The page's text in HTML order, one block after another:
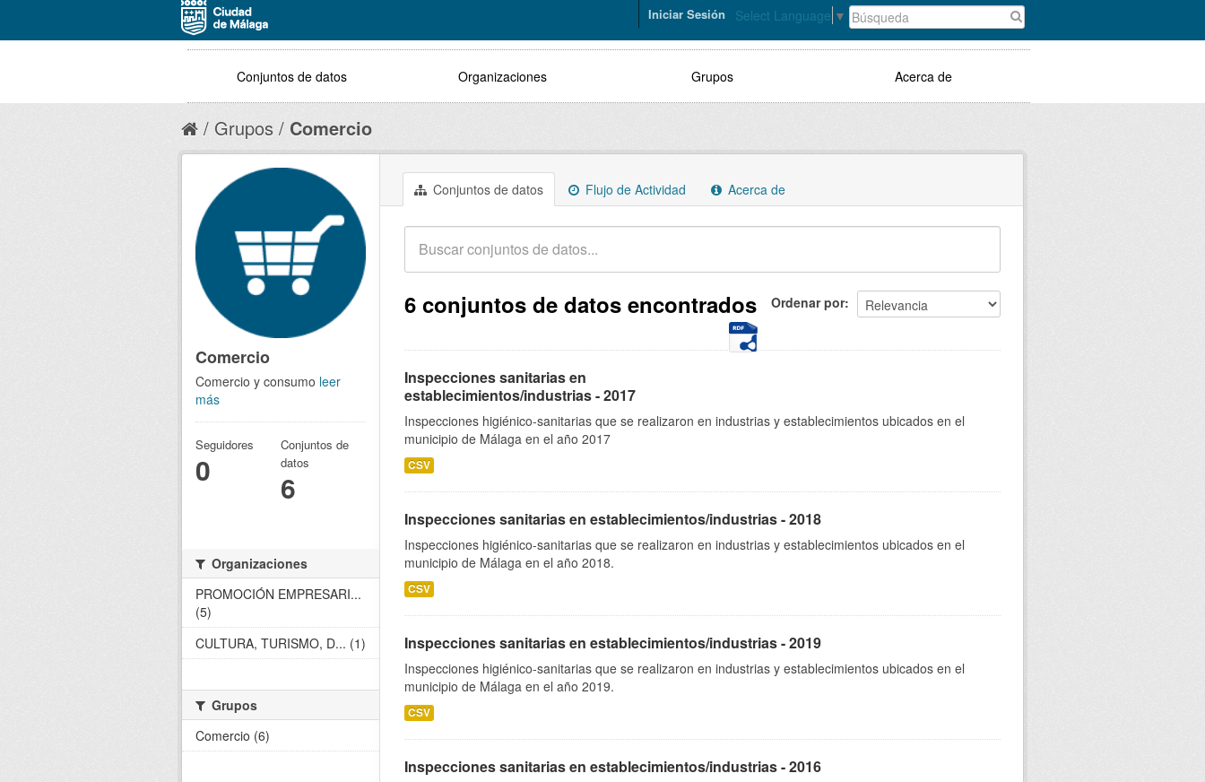
Select Language ▼
Iniciar Sesión
Conjuntos de datos Organizaciones Grupos Acerca de
Grupos Comercio
Conjuntos de datos Flujo de Actividad Acerca de
Ordenar por
6 conjuntos de datos encontrados
Inspecciones sanitarias en
establecimientos/industrias - 2017
Inspecciones higiénico-sanitarias que se realizaron en industrias y establecimientos ubicados en el
municipio de Málaga en el año 2017
CSV
Inspecciones sanitarias en establecimientos/industrias - 2018
Inspecciones higiénico-sanitarias que se realizaron en industrias y establecimientos ubicados en el
municipio de Málaga en el año 2018.
CSV
Inspecciones sanitarias en establecimientos/industrias - 2019
Inspecciones higiénico-sanitarias que se realizaron en industrias y establecimientos ubicados en el
municipio de Málaga en el año 2019.
CSV
Inspecciones sanitarias en establecimientos/industrias - 2016
Comercio
Comercio y consumo leer
más
Seguidores
0
Conjuntos de
datos
6
Organizaciones
PROMOCIÓN EMPRESARI...
(5)
CULTURA, TURISMO, D... (1)
Grupos
Comercio (6)